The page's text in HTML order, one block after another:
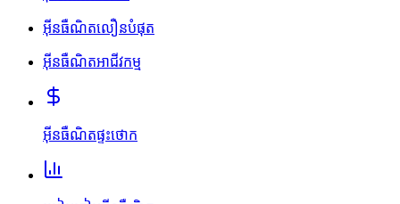
អ៊ីនធឺណិតលឿនបំផុត
អ៊ីនធឺណិតអាជីវកម្ម
អ៊ីនធឺណិតផ្ទះថោក